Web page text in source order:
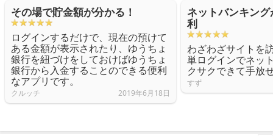
その場で貯金額が分かる！
ログインするだけで、現在の預けて
ある金額が表示されたり、ゆうちょ
銀行を紐づけをしておけばゆうちょ
銀行から入金することのできる便利
なアプリです。
クルッチ 2019年6月18日
ネットバンキン
利
わざわざサイトを
単ログインでネッ
クサクできて手放
すず